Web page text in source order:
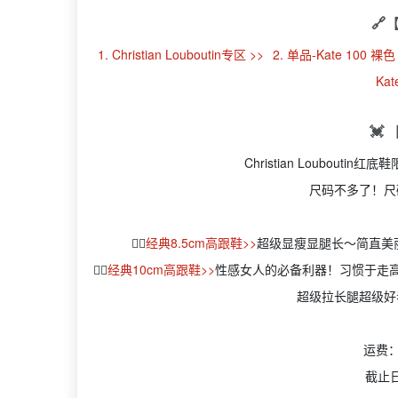
🔗
1. Christian Louboutin专区 >> 2. 单品-Kate 100 裸色
💓
Christian Louboutin红底鞋
尺码不多了！
👉🏻经典8.5cm高跟鞋>>超级显瘦显腿长～简直
👉🏻经典10cm高跟鞋>>性感女人的必备利器！习惯于走
超级拉长腿超级
运费
截止